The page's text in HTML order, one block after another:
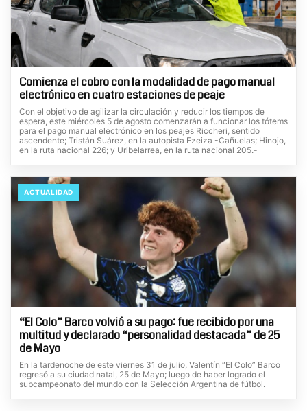
Comienza el cobro con la modalidad de pago manual
electrónico en cuatro estaciones de peaje
Con el objetivo de agilizar la circulación y reducir los tiempos de
espera, este miércoles 5 de agosto comenzarán a funcionar los tótems
para el pago manual electrónico en los peajes Riccheri, sentido
ascendente; Tristán Suárez, en la autopista Ezeiza -Cañuelas; Hinojo,
en la ruta nacional 226; y Uribelarrea, en la ruta nacional 205.-
ACTUALIDAD
“El Colo” Barco volvió a su pago: fue recibido por una
multitud y declarado “personalidad destacada” de 25
de Mayo
En la tardenoche de este viernes 31 de julio, Valentín “El Colo” Barco
regresó a su ciudad natal, 25 de Mayo; luego de haber logrado el
subcampeonato del mundo con la Selección Argentina de fútbol.